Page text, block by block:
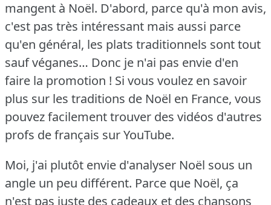
mangent à Noël. D'abord, parce qu'à mon avis,
c'est pas très intéressant mais aussi parce
qu'en général, les plats traditionnels sont tout
sauf véganes… Donc je n'ai pas envie d'en
faire la promotion ! Si vous voulez en savoir
plus sur les traditions de Noël en France, vous
pouvez facilement trouver des vidéos d'autres
profs de français sur YouTube.
Moi, j'ai plutôt envie d'analyser Noël sous un
angle un peu différent. Parce que Noël, ça
n'est pas juste des cadeaux et des chansons